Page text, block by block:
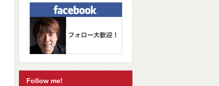
Follow me!